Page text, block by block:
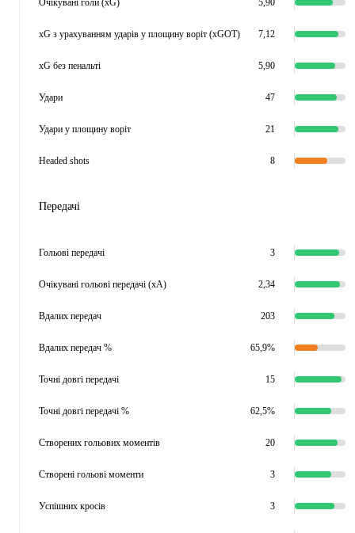
Очікувані голи (xG) 5,90
xG з урахуванням ударів у площину воріт (xGOT) 7,12
xG без пенальті 5,90
Удари 47
Удари у площину воріт 21
Headed shots 8
Передачі
Гольові передачі 3
Очікувані гольові передачі (xA) 2,34
Вдалих передач 203
Вдалих передач % 65,9%
Точні довгі передачі 15
Точні довгі передачі % 62,5%
Створених гольових моментів 20
Створені гольові моменти 3
Успішних кросів 3